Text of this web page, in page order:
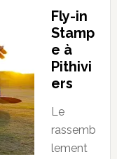
Fly-in
Stamp
e à
Pithivi
ers
Le
rassemb
lement